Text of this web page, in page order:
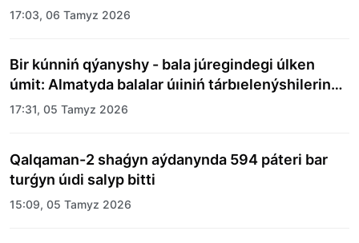
17:03, 06 Tamyz 2026
Bir kúnniń qýanyshy - bala júregindegi úlken
úmit: Almatyda balalar úıiniń tárbıelenýshilerine
merekelik kún uıymdastyryldy
17:31, 05 Tamyz 2026
Qalqaman-2 shaǵyn aýdanynda 594 páteri bar
turǵyn úıdi salyp bitti
15:09, 05 Tamyz 2026